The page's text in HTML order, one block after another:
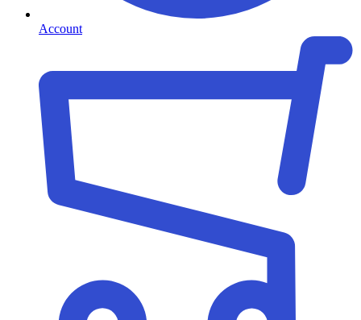
Account